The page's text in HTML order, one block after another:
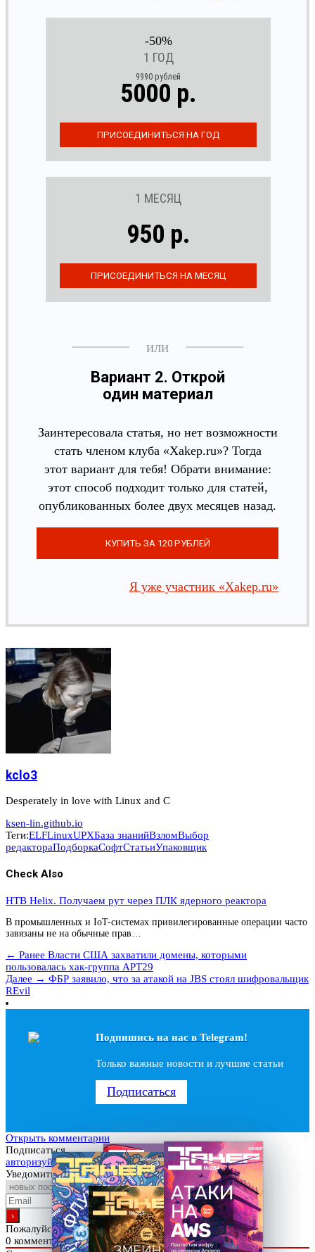
-50%
1 ГОД
9990 рублей
5000 р.
1 МЕСЯЦ
950 р.
Вариант 2. Открой
один материал
Заинтересовала статья, но нет возможности
стать членом клуба «Xakep.ru»? Тогда
этот вариант для тебя! Обрати внимание:
этот способ подходит только для статей,
опубликованных более двух месяцев назад.
Я уже участник «Xakep.ru»
kclo3
Desperately in love with Linux and C
ksen-lin.github.io
Теги:ELFLinuxUPXБаза знанийВзломВыбор
редактораПодборкаСофтСтатьиУпаковщик
Check Also
HTB Helix. Получаем рут через ПЛК ядерного реактора
В промышленных и IoT-системах привилегированные операции часто
завязаны не на обычные прав…
← Ранее Власти США захватили домены, которыми
пользовалась хак-группа APT29
Далее → ФБР заявило, что за атакой на JBS стоял шифровальщик
REvil
Подпишись на наc в Telegram!
Только важные новости и лучшие статьи
Подписаться
Открыть комментарии
Подписаться
авторизуйтесь
Уведомить о
Пожалуйста, войдите, чтобы прокомментировать
0 комментариев